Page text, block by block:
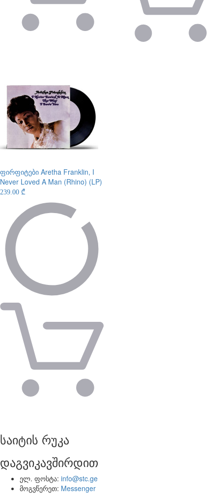
ფირფიტები Aretha Franklin, I
Never Loved A Man (Rhino) (LP)
239.00 ₾
საიტის რუკა
დაგვიკავშირდით
ელ. ფოსტა: info@stc.ge
მოგვწერეთ: Messenger